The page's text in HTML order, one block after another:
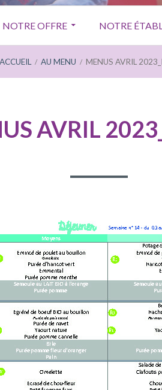
NOTRE OFFRE NOTRE
ACCUEIL AU MENU MENUS AVRIL
AVRIL